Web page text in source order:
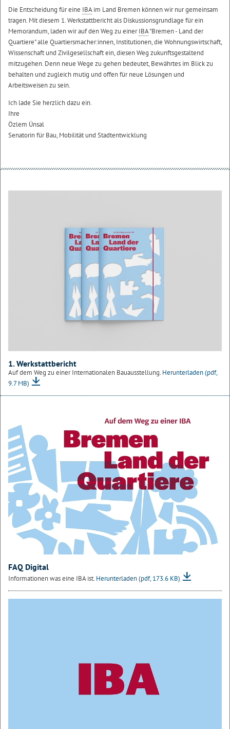
Die Entscheidung für eine IBAim Land Bremen können wir nur gemeinsam
tragen. Mit diesem 1. Werkstattbericht als Diskussionsgrundlage für ein
Memorandum, laden wir auf den Weg zu einerIBA"Bremen - Land der
Quartiere" alle Quartiersmacher:innen, Institutionen, die Wohnungswirtschaft,
Wissenschaft und Zivilgesellschaft ein, diesen Weg zukunftsgestaltend
mitzugehen. Denn neue Wege zu gehen bedeutet, Bewährtes im Blick zu
behalten und zugleich mutig und offen für neue Lösungen und
Arbeitsweisen zu sein.
Ich lade Sie herzlich dazu ein.
Ihre
Özlem Ünsal
Senatorin für Bau, Mobilität und Stadtentwicklung
1. Werkstattbericht
Auf dem Weg zu einer Internationalen Bauausstellung. Herunterladen(pdf,
9.7 MB)
FAQ Digital
Informationen was eine IBA ist. Herunterladen(pdf, 173.6 KB)